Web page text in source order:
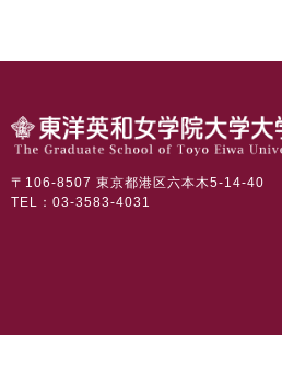
〒106-8507 東京都港区六本木5-14-40
TEL：03-3583-4031